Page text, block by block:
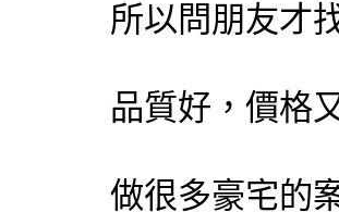
所以問朋友才
品質好，價格
做很多豪宅的